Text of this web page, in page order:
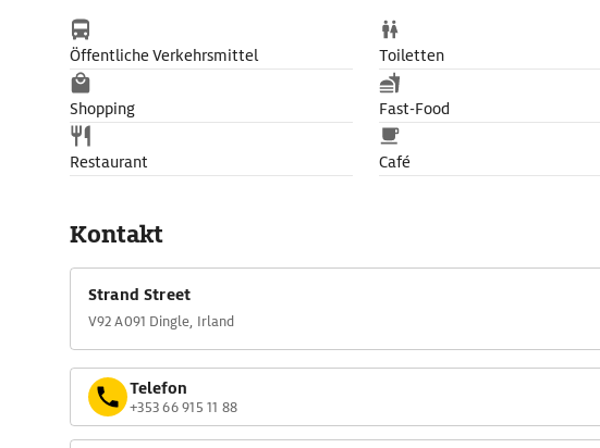
Öffentliche Verkehrsmittel Toiletten
Shopping Fast-Food
Restaurant Café
Kontakt
Strand Street
V92 A091 Dingle, Irland
Telefon
+353 66 915 11 88